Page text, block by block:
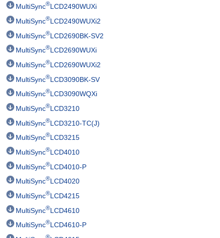
MultiSync®LCD2490WUXi
MultiSync®LCD2490WUXi2
MultiSync®LCD2690BK-SV2
MultiSync®LCD2690WUXi
MultiSync®LCD2690WUXi2
MultiSync®LCD3090BK-SV
MultiSync®LCD3090WQXi
MultiSync®LCD3210
MultiSync®LCD3210-TC(J)
MultiSync®LCD3215
MultiSync®LCD4010
MultiSync®LCD4010-P
MultiSync®LCD4020
MultiSync®LCD4215
MultiSync®LCD4610
MultiSync®LCD4610-P